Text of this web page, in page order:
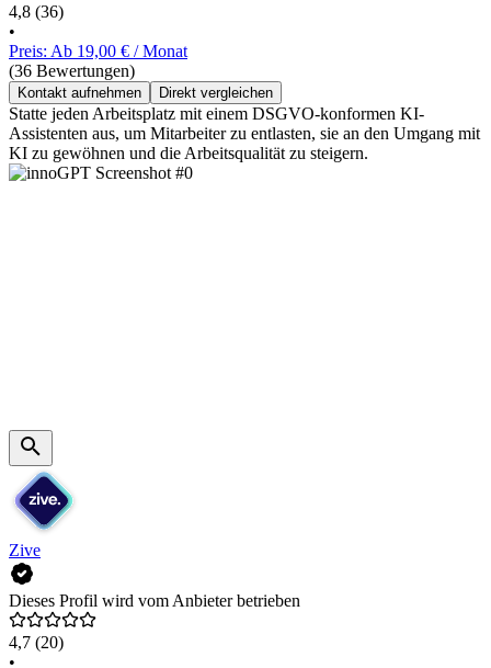
4,8 (36)
•
Preis: Ab 19,00 € / Monat
(36 Bewertungen)
Kontakt aufnehmen Direkt vergleichen
Statte jeden Arbeitsplatz mit einem DSGVO-konformen KI-
Assistenten aus, um Mitarbeiter zu entlasten, sie an den Umgang mit
KI zu gewöhnen und die Arbeitsqualität zu steigern.
Zive
Dieses Profil wird vom Anbieter betrieben
4,7 (20)
•